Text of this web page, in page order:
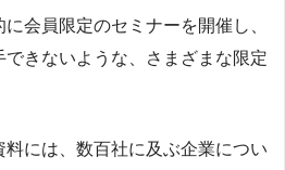
会員限定のセミナーを開催し、
きないような、さまざまな限定
には、数百社に及ぶ企業につい